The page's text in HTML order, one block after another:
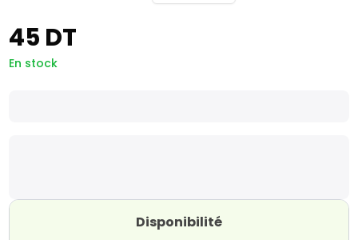
45 DT
En stock
Disponibilité